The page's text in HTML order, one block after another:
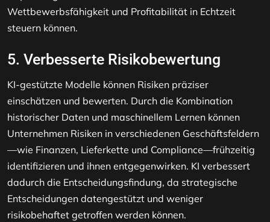
Wettbewerbsfähigkeit und Profitabilität in Echtzeit
steuern können.
5. Verbesserte Risikobewertung
KI-gestützte Modelle können Risiken präziser
einschätzen und bewerten. Durch die Kombination
historischer Daten und maschinellem Lernen können
Unternehmen Risiken in verschiedenen Geschäftsfeldern
—wie Finanzen, Lieferkette und Compliance—frühzeitig
identifizieren und ihnen entgegenwirken. KI verbessert
dadurch die Entscheidungsfindung, da strategische
Entscheidungen datengestützt und weniger
risikobehaftet getroffen werden können.